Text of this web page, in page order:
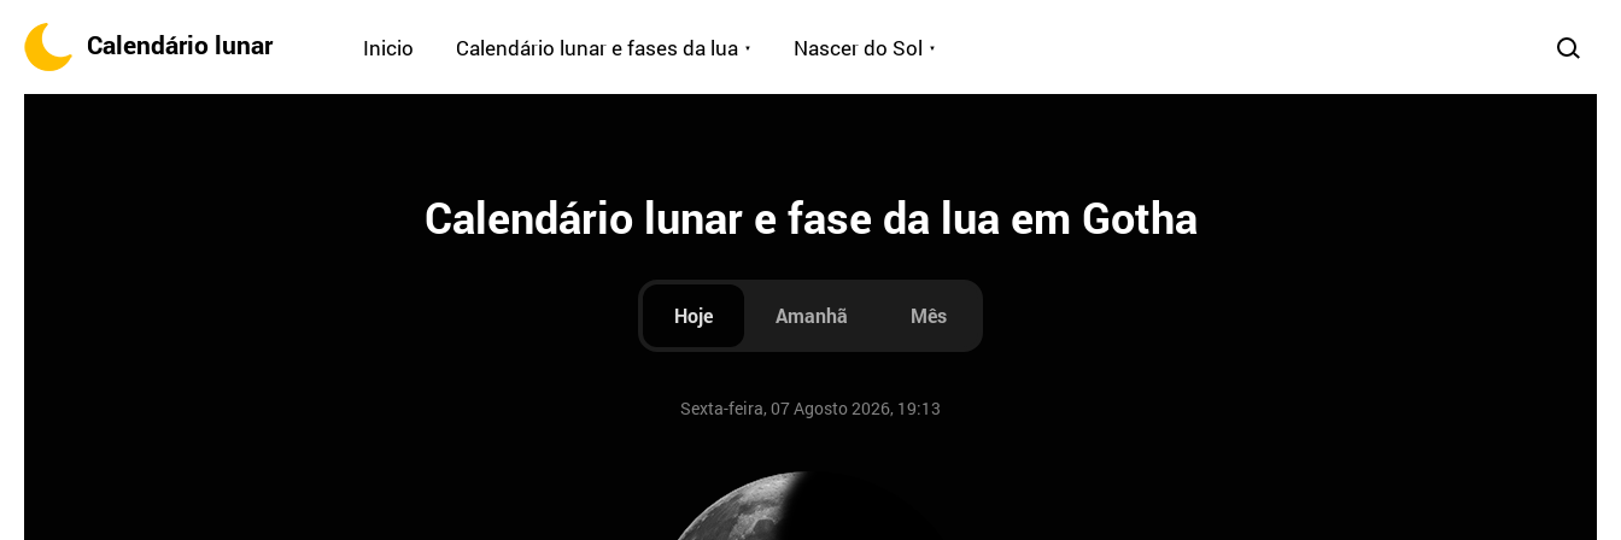
Calendário lunar Inicio Calendário lunar e fases da lua Nascer do Sol
Calendário lunar e fase da lua em Gotha
Hoje Amanhã Mês
Sexta-feira, 07 Agosto 2026, 19:13